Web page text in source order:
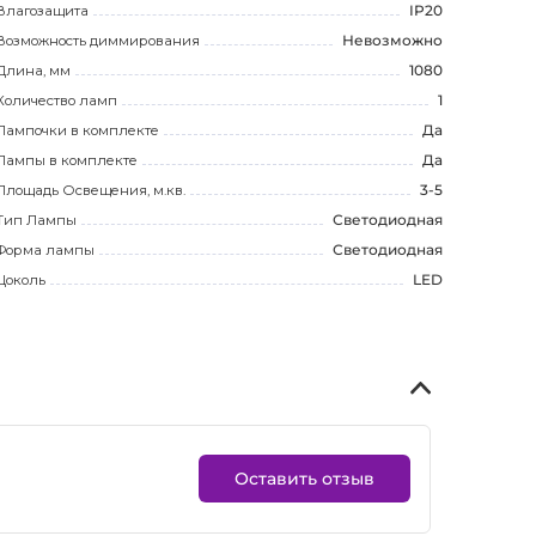
IP20
диммирования
Невозможно
мм
1080
ламп
1
в комплекте
Да
в комплекте
Да
Освещения, м.кв.
3-5
Лампы
Светодиодная
лампы
Светодиодная
LED
Оставить отзыв